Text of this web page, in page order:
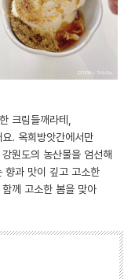
크림들깨라테,
. 옥희방앗간에서만
원도의 농산물을 엄선해
향과 맛이 깊고 고소한
께 고소한 봄을 맞아